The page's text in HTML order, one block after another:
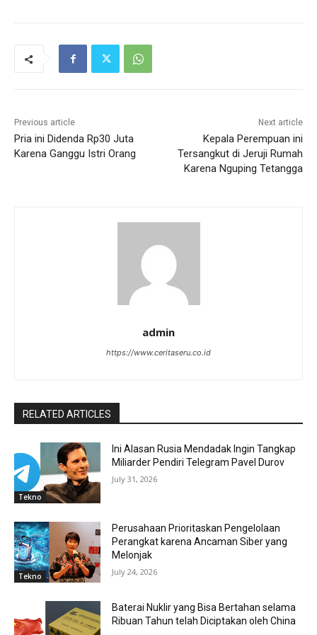
Previous article
Pria ini Didenda Rp30 Juta
Karena Ganggu Istri Orang
Next article
Kepala Perempuan ini
Tersangkut di Jeruji Rumah
Karena Nguping Tetangga
admin
https://www.ceritaseru.co.id
RELATED ARTICLES
Tekno
Ini Alasan Rusia Mendadak Ingin Tangkap
Miliarder Pendiri Telegram Pavel Durov
July 31, 2026
Tekno
Perusahaan Prioritaskan Pengelolaan
Perangkat karena Ancaman Siber yang
Melonjak
July 24, 2026
Baterai Nuklir yang Bisa Bertahan selama
Ribuan Tahun telah Diciptakan oleh China